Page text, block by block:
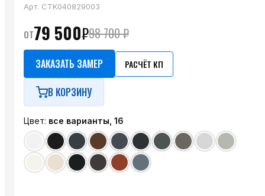
Арт. CTK040829003
от79 500₽98 700₽
ЗАКАЗАТЬ ЗАМЕР РАСЧЁТ КП
В КОРЗИНУ
Цвет: все варианты, 16